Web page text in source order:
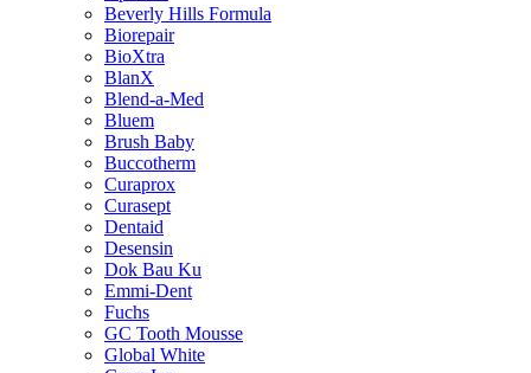
Beverly Hills Formula
Biorepair
BioXtra
BlanX
Blend-a-Med
Bluem
Brush Baby
Buccotherm
Curaprox
Curasept
Dentaid
Desensin
Dok Bau Ku
Emmi-Dent
Fuchs
GC Tooth Mousse
Global White